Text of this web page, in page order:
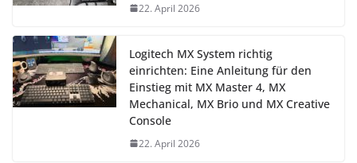
22. April 2026
Logitech MX System richtig
einrichten: Eine Anleitung für den
Einstieg mit MX Master 4, MX
Mechanical, MX Brio und MX Creative
Console
22. April 2026